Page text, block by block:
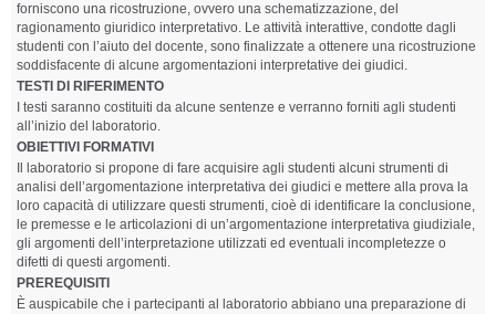
forniscono una ricostruzione, ovvero una schematizzazione, del
ragionamento giuridico interpretativo. Le attività interattive, condotte dagli
studenti con l’aiuto del docente, sono finalizzate a ottenere una ricostruzione
soddisfacente di alcune argomentazioni interpretative dei giudici.
TESTI DI RIFERIMENTO
I testi saranno costituiti da alcune sentenze e verranno forniti agli studenti
all’inizio del laboratorio.
OBIETTIVI FORMATIVI
Il laboratorio si propone di fare acquisire agli studenti alcuni strumenti di
analisi dell’argomentazione interpretativa dei giudici e mettere alla prova la
loro capacità di utilizzare questi strumenti, cioè di identificare la conclusione,
le premesse e le articolazioni di un’argomentazione interpretativa giudiziale,
gli argomenti dell’interpretazione utilizzati ed eventuali incompletezze o
difetti di questi argomenti.
PREREQUISITI
È auspicabile che i partecipanti al laboratorio abbiano una preparazione di